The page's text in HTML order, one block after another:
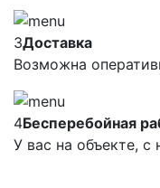
3Доставка
Возможна
4Бесперебойная
У вас на объекте,